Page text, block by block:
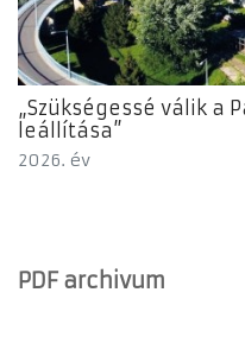
„Szükségessé válik a
leállítása”
2026. év
PDF archivum